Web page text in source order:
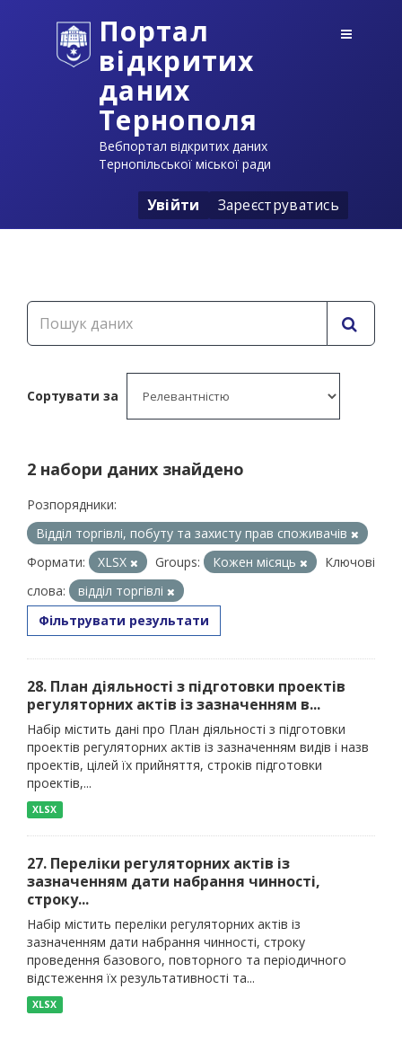
Портал
відкритих
даних
Тернополя
Вебпортал відкритих даних
Тернопільської міської ради
Увійти Зареєструватись
Сортувати за
2 набори даних знайдено
Розпорядники:
Відділ торгівлі, побуту та захисту прав споживачів
Формати:
XLSX Groups: Кожен місяць
Ключові
слова:
відділ торгівлі
Фільтрувати результати
28. План діяльності з підготовки проектів
регуляторних актів із зазначенням в...
Набір містить дані про План діяльності з підготовки
проектів регуляторних актів із зазначенням видів і назв
проектів, цілей їх прийняття, строків підготовки
проектів,...
XLSX
27. Переліки регуляторних актів із
зазначенням дати набрання чинності,
строку...
Набір містить переліки регуляторних актів із
зазначенням дати набрання чинності, строку
проведення базового, повторного та періодичного
відстеження їх результативності та...
XLSX